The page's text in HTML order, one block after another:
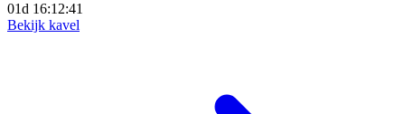
01d 16:12:39
Bekijk kavel